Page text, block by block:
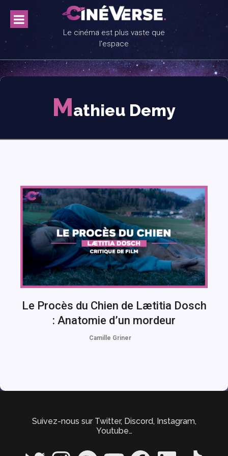
content
Le cinéma est plus vaste que
l'espace
Mathieu Demy
Le Procès du Chien de Lætitia Dosch
: Anatomie d’un mordeur
Camille Griner
Suivez-nous sur Twitter, Discord, Instagram,
Youtube…
Twitter InstagramSpotify YouTube FacebookLinkedIn TikTok